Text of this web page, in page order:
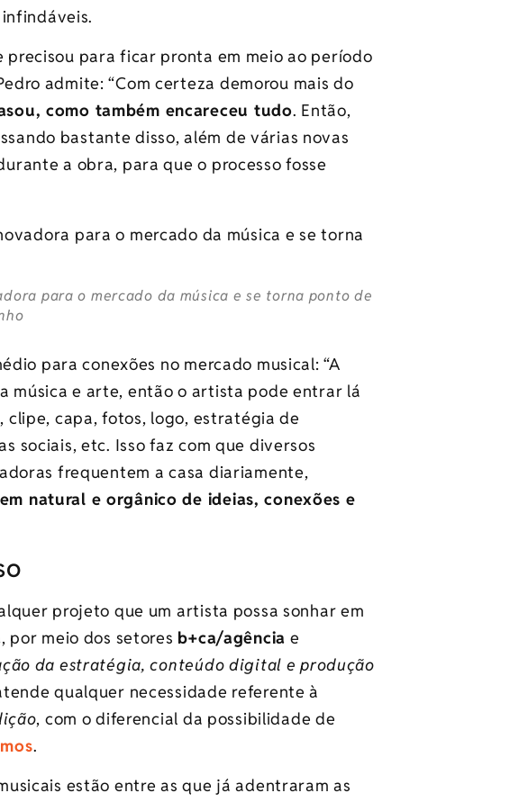
precisou para ficar pronta em meio ao período
admite: “Com certeza demorou mais do
como também encareceu tudo. Então,
bastante disso, além de várias novas
a obra, para que o processo fosse
para o mercado da música e se torna ponto de
para conexões no mercado musical: “A
música e arte, então o artista pode entrar lá
clipe, capa, fotos, logo, estratégia de
sociais, etc. Isso faz com que diversos
frequentem a casa diariamente,
natural e orgânico de ideias, conexões e
projeto que um artista possa sonhar em
, por meio dos setores b+ca/agência e
da estratégia, conteúdo digital eprodução
qualquer necessidade referente à
, com o diferencial da possibilidade de
.
estão entre as que já adentraram as